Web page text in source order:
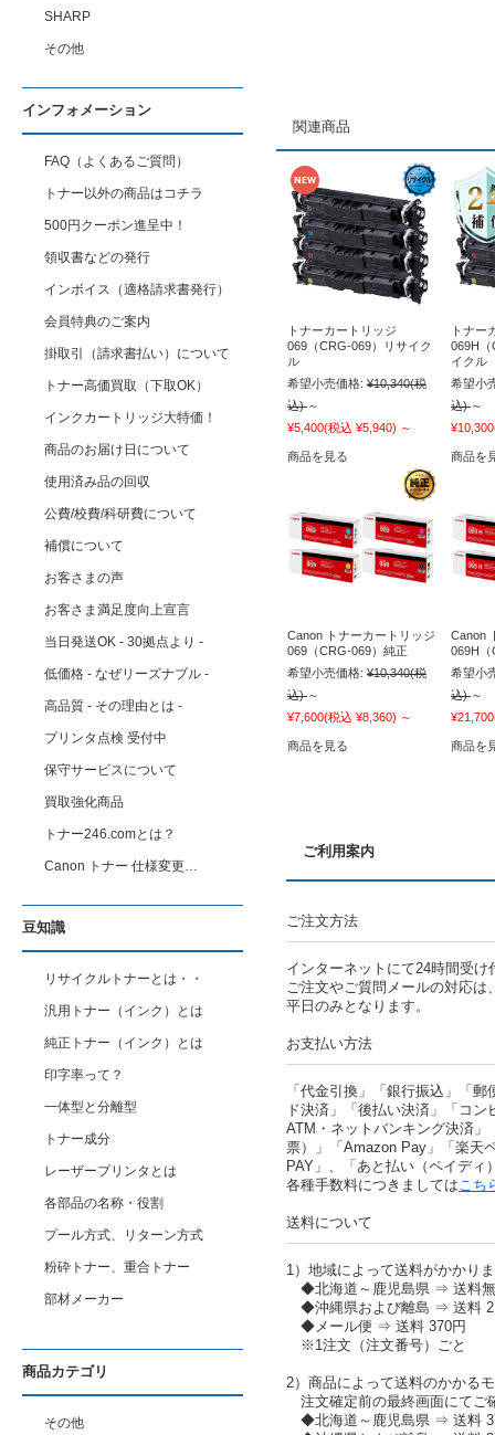
関連商品
トナーカートリッジ
069（CRG-069）リサイク
ル
希望小売価格: ¥10,340(税
込) ～
¥5,400(税込 ¥5,940) ～
商品を見る
トナー
069H（
イクル
希望小
込) ～
¥10,300
商品を
Canon トナーカートリッジ
069（CRG-069）純正
希望小売価格: ¥10,340(税
込) ～
¥7,600(税込 ¥8,360) ～
商品を見る
Canon
069H（
希望小
込) ～
¥21,700
商品を
ご利用案内
ご注文方法
インターネットにて24時間受け
ご注文やご質問メールの対応は
平日のみとなります。
お支払い方法
「代金引換」「銀行振込」「
ド決済」「後払い決済」「コ
ATM・ネットバンキング決済」
票）」「Amazon Pay」「楽天
PAY」、「あと払い（ペイディ
各種手数料につきましてはこち
送料について
1）地域によって送料がかかり
◆北海道～鹿児島県 ⇒ 送料
◆沖縄県および離島 ⇒ 送料
◆メール便 ⇒ 送料 370円
※1注文（注文番号）ごと
2）商品によって送料のかかる
注文確定前の最終画面にてご
◆北海道～鹿児島県 ⇒ 送料
SHARP
その他
インフォメーション
FAQ（よくあるご質問）
トナー以外の商品はコチラ
500円クーポン進呈中！
領収書などの発行
インボイス（適格請求書発行）
会員特典のご案内
掛取引（請求書払い）について
トナー高価買取（下取OK）
インクカートリッジ大特価！
商品のお届け日について
使用済み品の回収
公費/校費/科研費について
補償について
お客さまの声
お客さま満足度向上宣言
当日発送OK - 30拠点より -
低価格 - なぜリーズナブル -
高品質 - その理由とは -
プリンタ点検 受付中
保守サービスについて
買取強化商品
トナー246.comとは？
Canon トナー 仕様変更…
豆知識
リサイクルトナーとは・・
汎用トナー（インク）とは
純正トナー（インク）とは
印字率って？
一体型と分離型
トナー成分
レーザープリンタとは
各部品の名称・役割
プール方式、リターン方式
粉砕トナー、重合トナー
部材メーカー
商品カテゴリ
その他